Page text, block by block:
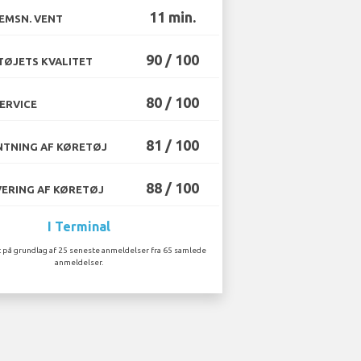
VENT 11 min.
KVALITET 90 / 100
80 / 100
AF KØRETØJ 81 / 100
AF KØRETØJ 88 / 100
I Terminal
grundlag af 25 seneste anmeldelser fra 65 samlede
anmeldelser.